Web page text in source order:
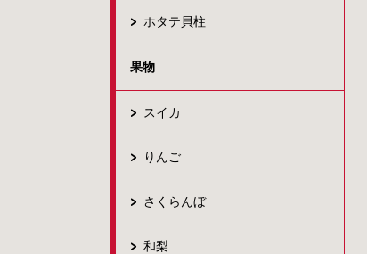
ホタテ貝柱
果物
スイカ
りんご
さくらんぼ
和梨